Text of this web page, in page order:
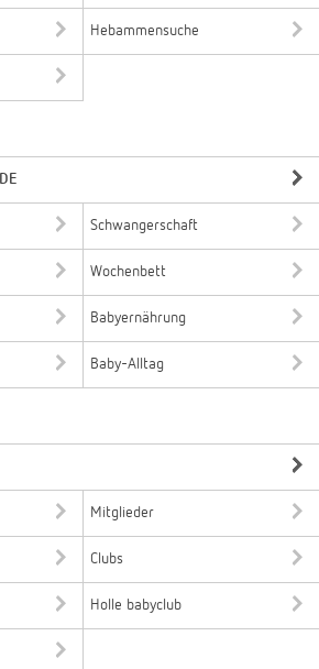
Hebammensuche
Schwangerschaft
Wochenbett
Babyernährung
Baby-Alltag
Mitglieder
Clubs
Holle babyclub